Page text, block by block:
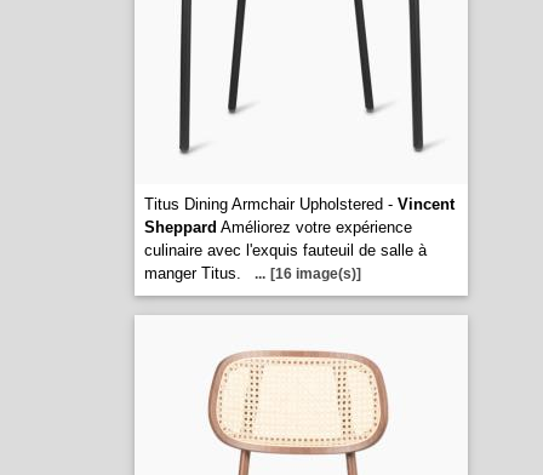
Titus Dining Armchair Upholstered - Vincent
Sheppard Améliorez votre expérience
culinaire avec l'exquis fauteuil de salle à
manger Titus.
... [16 image(s)]